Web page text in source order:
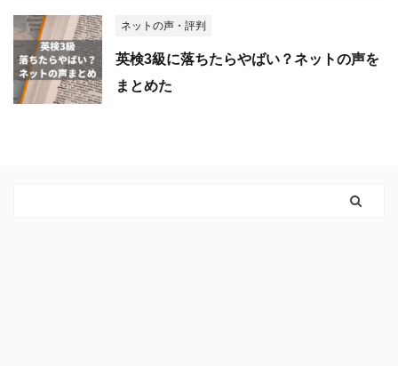
ネットの声・評判
英検3級に落ちたらやばい？ネットの声を
まとめた